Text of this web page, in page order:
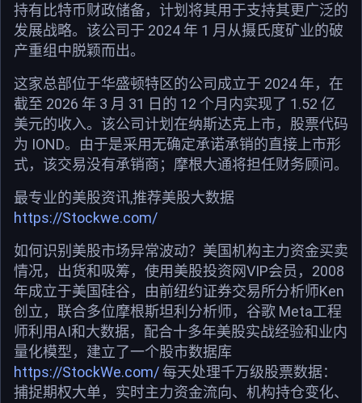
持有比特币财政储备，计划将其用于支持其更广泛的
发展战略。该公司于 2024 年 1 月从摄氏度矿业的破
产重组中脱颖而出。
这家总部位于华盛顿特区的公司成立于 2024 年，在
截至 2026 年 3 月 31 日的 12 个月内实现了 1.52 亿
美元的收入。该公司计划在纳斯达克上市，股票代码
为 IOND。由于是采用无确定承诺承销的直接上市形
式，该交易没有承销商；摩根大通将担任财务顾问。
最专业的美股资讯,推荐美股大数据
https://Stockwe.com/
如何识别美股市场异常波动？美国机构主力资金买卖
情况，出货和吸筹，使用美股投资网VIP会员，2008
年成立于美国硅谷，由前纽约证券交易所分析师Ken
创立，联合多位摩根斯坦利分析师，谷歌 Meta工程
师利用AI和大数据，配合十多年美股实战经验和业内
量化模型，建立了一个股市数据库
https://StockWe.com/每天处理千万级股票数据：
捕捉期权大单，实时主力资金流向、机构持仓变化、